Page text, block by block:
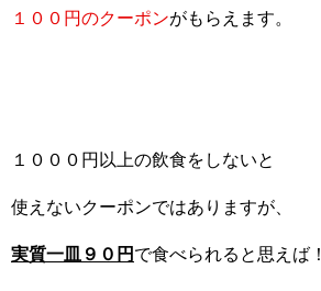
１００円のクーポンがもらえます。
１０００円以上の飲食をしないと
使えないクーポンではありますが、
実質一皿９０円 で食べられると思えば！